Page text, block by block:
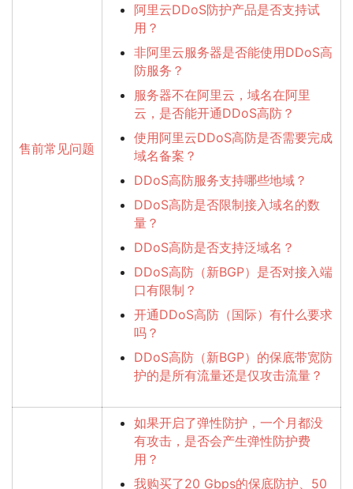
售前常见问题
阿里云DDoS防护产品是否支持试
用？
非阿里云服务器是否能使用DDoS高
防服务？
服务器不在阿里云，域名在阿里
云，是否能开通DDoS高防？
使用阿里云DDoS高防是否需要完成
域名备案？
DDoS高防服务支持哪些地域？
DDoS高防是否限制接入域名的数
量？
DDoS高防是否支持泛域名？
DDoS高防（新BGP）是否对接入端
口有限制？
开通DDoS高防（国际）有什么要求
吗？
DDoS高防（新BGP）的保底带宽防
护的是所有流量还是仅攻击流量？
如果开启了弹性防护，一个月都没
有攻击，是否会产生弹性防护费
用？
我购买了20 Gbps的保底防护、50